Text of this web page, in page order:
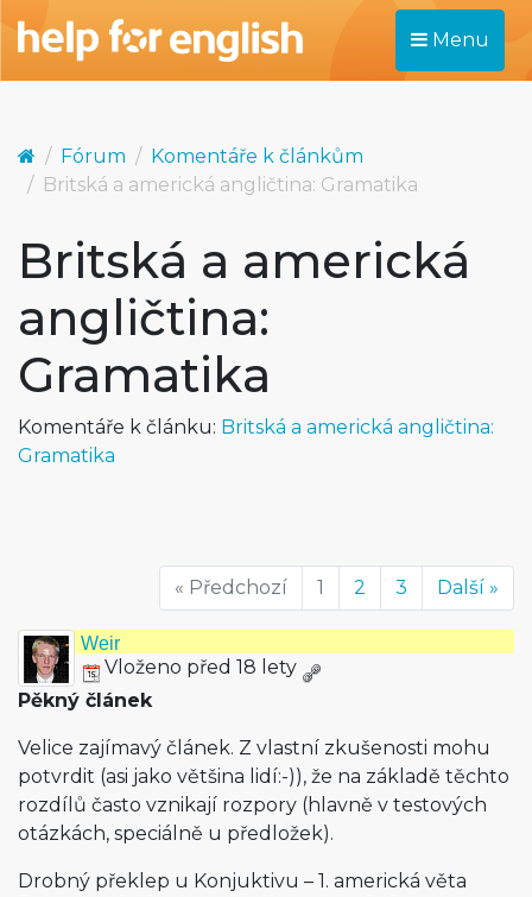
Menu
Fórum
Komentáře k článkům
Britská a americká angličtina: Gramatika
Britská a americká
angličtina:
Gramatika
Komentáře k článku: Britská a americká angličtina:
Gramatika
« Předchozí 1 2 3 Další »
Weir
Vloženo před 18 lety
Pěkný článek
Velice zajímavý článek. Z vlastní zkušenosti mohu
potvrdit (asi jako většina lidí:-)), že na základě těchto
rozdílů často vznikají rozpory (hlavně v testových
otázkách, speciálně u předložek).
Drobný překlep u Konjuktivu – 1. americká věta